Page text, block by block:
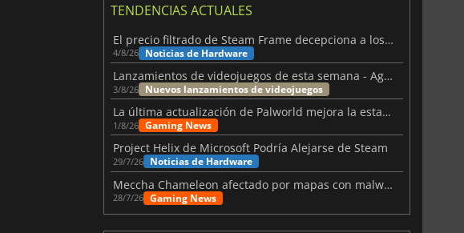
TENDENCIAS ACTUALES
El precio filtrado de Steam Frame decepciona a los usuarios
4/8/26 Noticias de Hardware
Lanzamientos de videojuegos de esta semana - Agosto de 2026 (semana 32)
3/8/26 Nuevos lanzamientos de videojuegos
La última actualización de Palworld mejora la estabilidad
1/8/26 Gaming News
Project Helix de Microsoft Podría Alejarse de Steam
29/7/26 Noticias de Hardware
Meccha Chameleon afectado por mapas con malware y Discord
28/7/26 Gaming News